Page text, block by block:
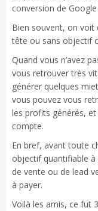
conversion de
Bien souvent, on voit
tête ou sans objectif
Quand vous n’avez
vous retrouver très
générer quelques
vous pouvez vous
les profits générés,
compte.
En bref, avant toute
objectif quantifiable
de vente ou de lead
à payer.
Voilà les amis, ce fut